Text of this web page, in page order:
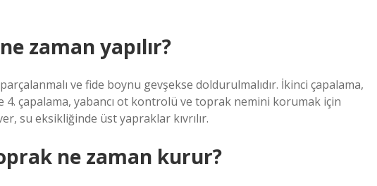
zaman yapılır?
ve fide boynu gevşekse doldurulmalıdır. İkinci çapalama,
4. çapalama, yabancı ot kontrolü ve toprak nemini korumak için
su eksikliğinde üst yapraklar kıvrılır.
ne zaman kurur?